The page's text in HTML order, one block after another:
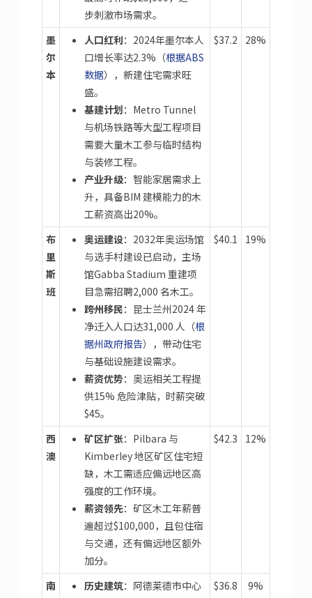
步刺激市场需求。
墨
尔
本
人口红利：2024年墨尔本人
口增长率达2.3%（根据ABS
数据），新建住宅需求旺
盛。
基建计划：Metro Tunnel
与机场铁路等大型工程项目
需要大量木工参与临时结构
与装修工程。
产业升级：智能家居需求上
升，具备BIM 建模能力的木
工薪资高出20%。
$37.2 28%
布
里
斯
班
奥运建设：2032年奥运场馆
与选手村建设已启动，主场
馆Gabba Stadium 重建项
目急需招聘2,000 名木工。
跨州移民：昆士兰州2024 年
净迁入人口达31,000 人（根
据州政府报告），带动住宅
与基础设施建设需求。
薪资优势：奥运相关工程提
供15% 危险津贴，时薪突破
$45。
$40.1 19%
西
澳
矿区扩张：Pilbara 与
Kimberley 地区矿区住宅短
缺，木工需适应偏远地区高
强度的工作环境。
薪资领先：矿区木工年薪普
遍超过$100,000，且包住宿
与交通，还有偏远地区额外
加分。
$42.3 12%
南
历史建筑：阿德莱德市中心
$36.8 9%